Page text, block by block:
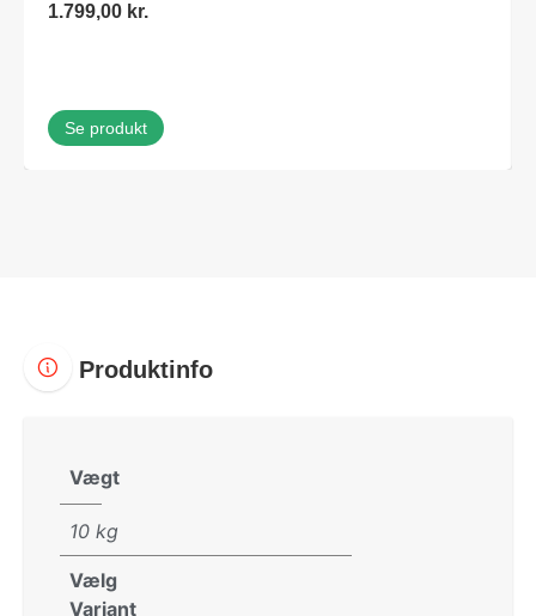
1.799,00 kr.
Se produkt
Produktinfo
Vægt
10 kg
Vælg
Variant